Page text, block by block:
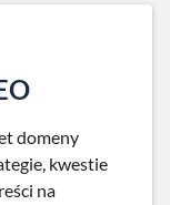
domeny
kwestie
na